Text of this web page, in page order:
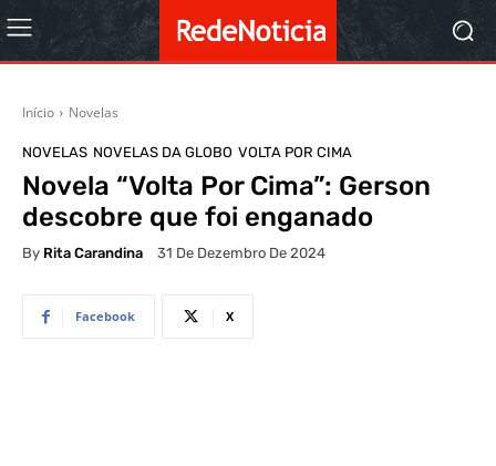
Início Novelas
NOVELAS NOVELAS DA GLOBO VOLTA POR CIMA
Novela “Volta Por Cima”: Gerson
descobre que foi enganado
By Rita Carandina 31 De Dezembro De 2024
Facebook X